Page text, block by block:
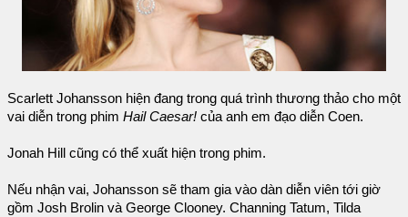
Scarlett Johansson hiện đang trong quá trình thương thảo cho một
vai diễn trong phim Hail Caesar! của anh em đạo diễn Coen.
Jonah Hill cũng có thể xuất hiện trong phim.
Nếu nhận vai, Johansson sẽ tham gia vào dàn diễn viên tới giờ
gồm Josh Brolin và George Clooney. Channing Tatum, Tilda